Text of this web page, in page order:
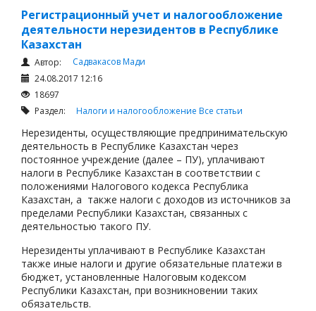
Регистрационный учет и налогообложение
деятельности нерезидентов в Республике
Казахстан
Автор:
Садвакасов Мади
24.08.2017 12:16
18697
Раздел: Налоги и налогообложение Все статьи
Нерезиденты, осуществляющие предпринимательскую
деятельность в Республике Казахстан через
постоянное учреждение (далее – ПУ), уплачивают
налоги в Республике Казахстан в соответствии с
положениями Налогового кодекса Республика
Казахстан, а также налоги с доходов из источников за
пределами Республики Казахстан, связанных с
деятельностью такого ПУ.
Нерезиденты уплачивают в Республике Казахстан
также иные налоги и другие обязательные платежи в
бюджет, установленные Налоговым кодексом
Республики Казахстан, при возникновении таких
обязательств.